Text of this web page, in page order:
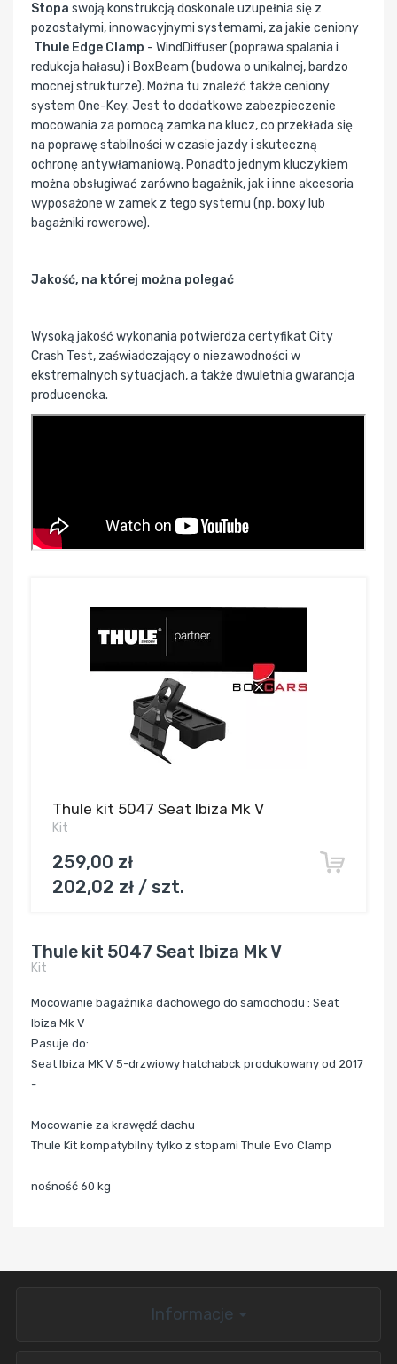
Stopa swoją konstrukcją doskonale uzupełnia się z
pozostałymi, innowacyjnymi systemami, za jakie ceniony
Thule Edge Clamp - WindDiffuser (poprawa spalania i
redukcja hałasu) i BoxBeam (budowa o unikalnej, bardzo
mocnej strukturze). Można tu znaleźć także ceniony
system One-Key. Jest to dodatkowe zabezpieczenie
mocowania za pomocą zamka na klucz, co przekłada się
na poprawę stabilności w czasie jazdy i skuteczną
ochronę antywłamaniową. Ponadto jednym kluczykiem
można obsługiwać zarówno bagażnik, jak i inne akcesoria
wyposażone w zamek z tego systemu (np. boxy lub
bagażniki rowerowe).
Jakość, na której można polegać
Wysoką jakość wykonania potwierdza certyfikat City
Crash Test, zaświadczający o niezawodności w
ekstremalnych sytuacjach, a także dwuletnia gwarancja
producencka.
Thule kit 5047 Seat Ibiza Mk V
Kit
259,00 zł
202,02 zł / szt.
Thule kit 5047 Seat Ibiza Mk V
Kit
Mocowanie bagażnika dachowego do samochodu : Seat
Ibiza Mk V
Pasuje do:
Seat Ibiza MK V 5-drzwiowy hatchabck produkowany od 2017
-
Mocowanie za krawędź dachu
Thule Kit kompatybilny tylko z stopami Thule Evo Clamp
nośność 60 kg
Informacje